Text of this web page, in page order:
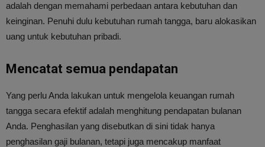
adalah dengan memahami perbedaan antara kebutuhan dan
keinginan. Penuhi dulu kebutuhan rumah tangga, baru alokasikan
uang untuk kebutuhan pribadi.
Mencatat semua pendapatan
Yang perlu Anda lakukan untuk mengelola keuangan rumah
tangga secara efektif adalah menghitung pendapatan bulanan
Anda. Penghasilan yang disebutkan di sini tidak hanya
penghasilan gaji bulanan, tetapi juga mencakup manfaat